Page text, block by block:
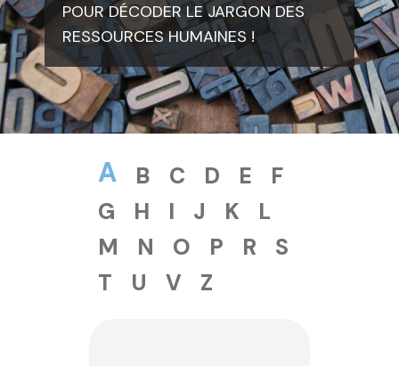
POUR DÉCODER LE JARGON DES
RESSOURCES HUMAINES !
A B C D E
F
G
H I J K
L
M
N O P R
S
T
U V Z